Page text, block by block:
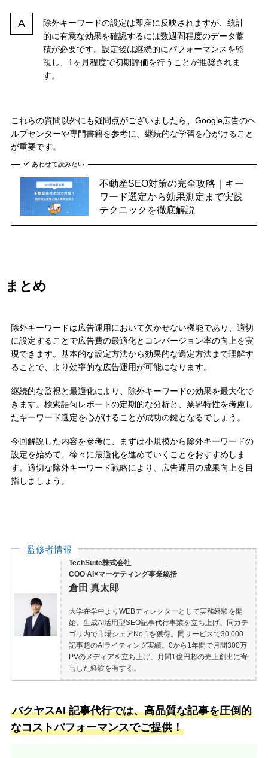
除外キーワードの設定は即座に反映されますが、統計
的に有意な効果を確認するには数週間程度のデータ蓄
積が必要です。設定後は継続的にパフォーマンスを監
視し、1ヶ月程度で初期評価を行うことが推奨されま
す。
これらの質問以外にも疑問点がございましたら、Google広告のヘ
ルプセンターや専門書籍を参考に、継続的な学習を心がけること
が重要です。
あわせて読みたい
不動産SEO対策の完全攻略｜キー
ワード選定から効果測定まで実践
テクニックを徹底解説
まとめ
除外キーワードは広告運用において欠かせない機能であり、適切
に設定することで広告費の最適化とコンバージョン率の向上を実
現できます。基本的な設定方法から効果的な選定方法まで理解す
ることで、より効率的な広告運用が可能になります。
継続的な監視と最適化により、除外キーワードの効果を最大化で
きます。検索語句レポートの定期的な分析と、業界特性を考慮し
たキーワード選定を心がけることが成功の鍵となるでしょう。
今回解説した内容を参考に、まずは小規模から除外キーワードの
設定を始めて、徐々に最適化を進めていくことをおすすめしま
す。適切な除外キーワード戦略により、広告運用の成果向上を目
指しましょう。
監修者情報
TechSuite株式会社
COO AI×マーケティング事業統括
倉田 真太郎
大学在学中よりWEBディレクターとして実務経験を開
始。生成AI活用型SEO記事代行事業を立ち上げ、同カテ
ゴリ内で市場シェアNo.1を獲得。同サービスで30,000
記事超のAIライティング実績。0から1年間で月間300万
PVのメディアを立ち上げ、月間1億円超の売上創出に寄
与した経験を有する。
バクヤスAI 記事代行では、高品質な記事を圧倒的
なコストパフォーマンスでご提供！